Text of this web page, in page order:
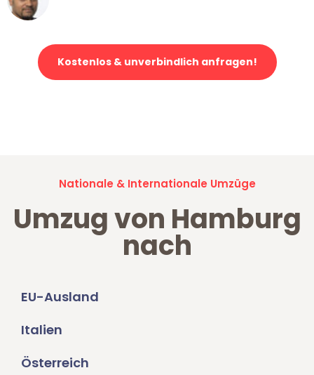
Kostenlos & unverbindlich anfragen!
Nationale & Internationale Umzüge
Umzug von Hamburg
nach
EU-Ausland
Italien
Österreich